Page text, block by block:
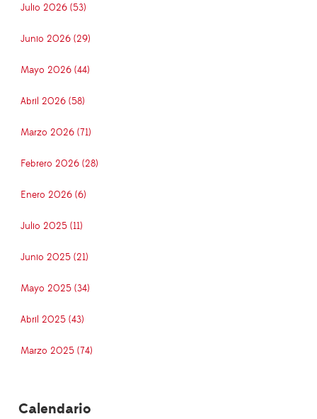
Julio 2026 (53)
Junio 2026 (29)
Mayo 2026 (44)
Abril 2026 (58)
Marzo 2026 (71)
Febrero 2026 (28)
Enero 2026 (6)
Julio 2025 (11)
Junio 2025 (21)
Mayo 2025 (34)
Abril 2025 (43)
Marzo 2025 (74)
Calendario